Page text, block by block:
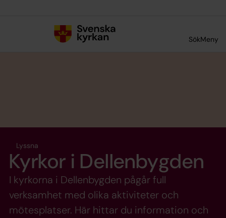
SökMeny
Lyssna
Kyrkor i Dellenbygden
I kyrkorna i Dellenbygden pågår full
verksamhet med olika aktiviteter och
mötesplatser. Här hittar du information och